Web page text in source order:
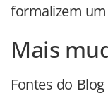
formalizem
Mais
Fontes do